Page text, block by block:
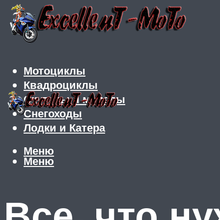
Мотоциклы
Квадроциклы
Скутеры и мопеды
Снегоходы
Лодки и Катера
Меню
Меню